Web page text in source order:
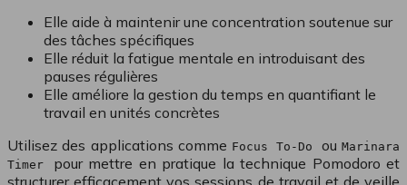
Elle aide à maintenir une concentration soutenue sur
des tâches spécifiques
Elle réduit la fatigue mentale en introduisant des
pauses régulières
Elle améliore la gestion du temps en quantifiant le
travail en unités concrètes
Utilisez des applications comme Focus To-Do ouMarinara
Timer pour mettre en pratique la technique Pomodoro et